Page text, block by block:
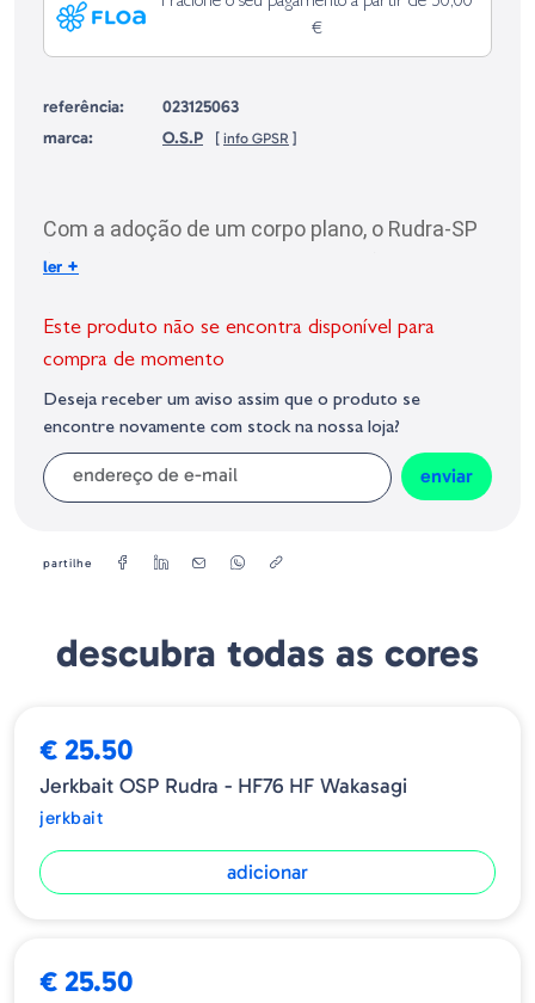
€
referência:
023125063
marca:
O.S.P [ info GPSR ]
Com a adoção de um corpo plano, o Rudra-SP
foi projetado para emitir intensos flashes de
rolagem estreita que essa atração possui,
aumentam notavelmente a área produtiva, de
forma que ela é capaz de cobrir vastas áreas e
águas profundas. As execuções do Rudra-SP
são excelentes, com recuperações do tipo
jerkbait, com recuperações e pausas
constante, e sua ação extremamente natural
ler +
Este produto não se encontra disponível para
compra de momento
Deseja receber um aviso assim que o produto se
encontre novamente com stock na nossa loja?
enviar
partilhe
descubra todas as cores
€ 25.50
Jerkbait OSP Rudra - HF76 HF Wakasagi
jerkbait
adicionar
€ 25.50